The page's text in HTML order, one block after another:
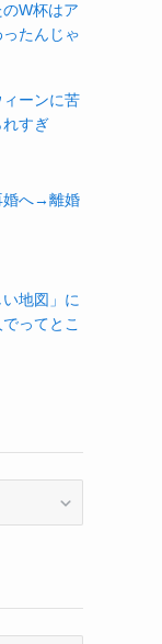
W杯はア
たんじゃ
ーンに苦
すぎ
へ→離婚
地図」に
ってとこ